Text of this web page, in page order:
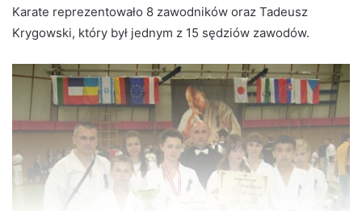
i
l
Karate reprezentowało 8 zawodników oraz Tadeusz
Krygowski, który był jednym z 15 sędziów zawodów.